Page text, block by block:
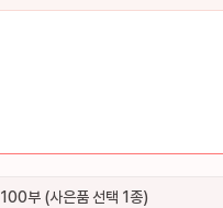
100부 (사은품 선택 1종)